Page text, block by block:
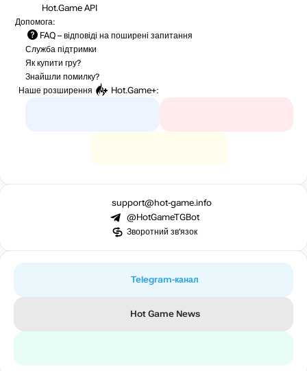
Hot.Game API
Допомога:
FAQ – відповіді на поширені запитання
Служба підтримки
Як купити гру?
Знайшли помилку?
Наше розширення
Hot.Game+:
support@hot-game.info
@HotGameTGBot
Зворотний зв’язок
Telegram-канал
Hot Game News